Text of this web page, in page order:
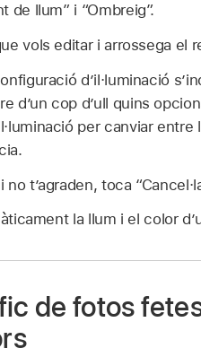
de llum” i “Ombreig”.
vols editar i arrossega
d’il·luminació
d’un cop d’ull quins
per canviar
t’agraden, toca
la llum i el color
de fotos